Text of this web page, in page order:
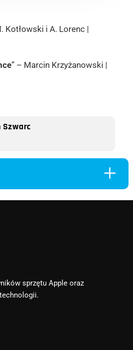
Kotłowski i A. Lorenc |
” – Marcin Krzyżanowski |
L
sprzętu Apple oraz